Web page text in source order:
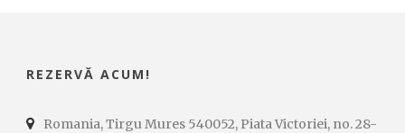
REZERVĂ ACUM!
Romania, Tirgu Mures 540052, Piata Victoriei, no. 28-